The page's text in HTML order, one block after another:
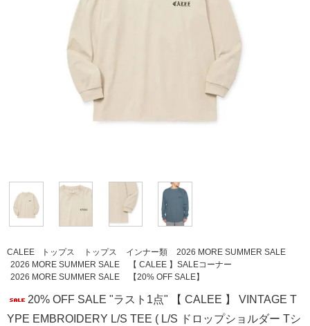
CALEE トップス トップス インナー類
2026 MORE SUMMER SALE
2026 MORE SUMMER SALE
【 CALEE 】SALEコーナー
2026 MORE SUMMER SALE
【20% OFF SALE】
20% OFF SALE "ラスト1点" 【 CALEE 】 VINTAGE T
YPE EMBROIDERY L/S TEE ( L/S ドロップショルダー Tシ